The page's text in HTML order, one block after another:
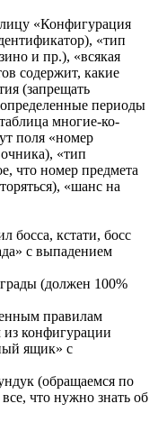
«Конфигурация
«тип
и пр.), «всякая
содержит, какие
(запрещать
периоды
многие-ко-
поля «номер
«тип
что номер предмета
«шанс на
босса, кстати, босс
с выпадением
(должен 100%
правилам
из конфигурации
ящик» с
(обращаемся по
что нужно знать об